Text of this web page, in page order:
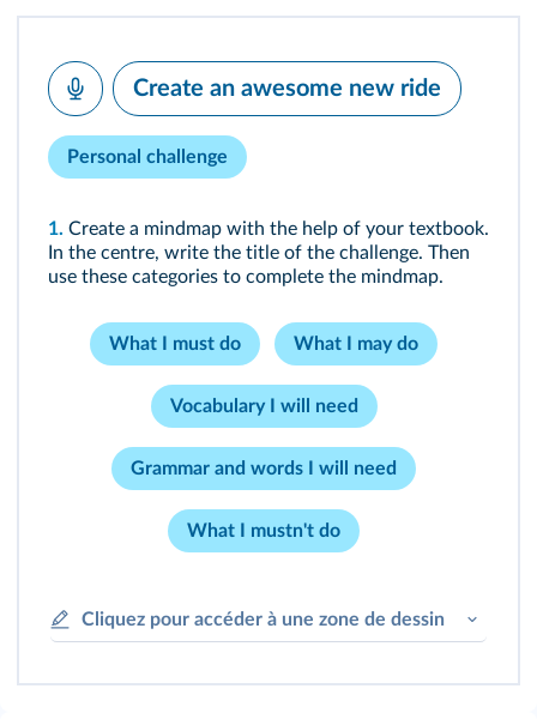
Create an awesome new ride
Personal challenge
1. Create a mindmap with the help of your textbook.
In the centre, write the title of the challenge. Then
use these categories to complete the mindmap.
What I must do What I may do
Vocabulary I will need
Grammar and words I will need
What I mustn't do
Cliquez pour accéder à une zone de dessin